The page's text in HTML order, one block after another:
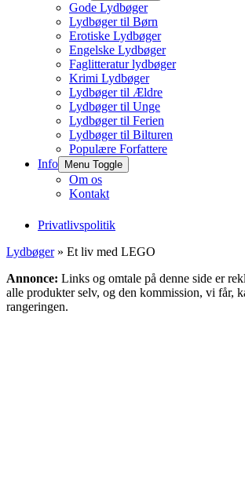
Gode Lydbøger
Lydbøger til Børn
Erotiske Lydbøger
Engelske Lydbøger
Faglitteratur lydbøger
Krimi Lydbøger
Lydbøger til Ældre
Lydbøger til Unge
Lydbøger til Ferien
Lydbøger til Bilturen
Populære Forfattere
Info
Menu Toggle
Om os
Kontakt
Privatlivspolitik
Lydbøger» Et liv med LEGO
Annonce: Links og omtale på denne side er
alle produkter selv, og den kommission, vi får,
rangeringen.